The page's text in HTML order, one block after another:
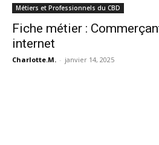
Métiers et Professionnels du CBD
Fiche métier :
internet
Charlotte.M. - janvier 14, 2025